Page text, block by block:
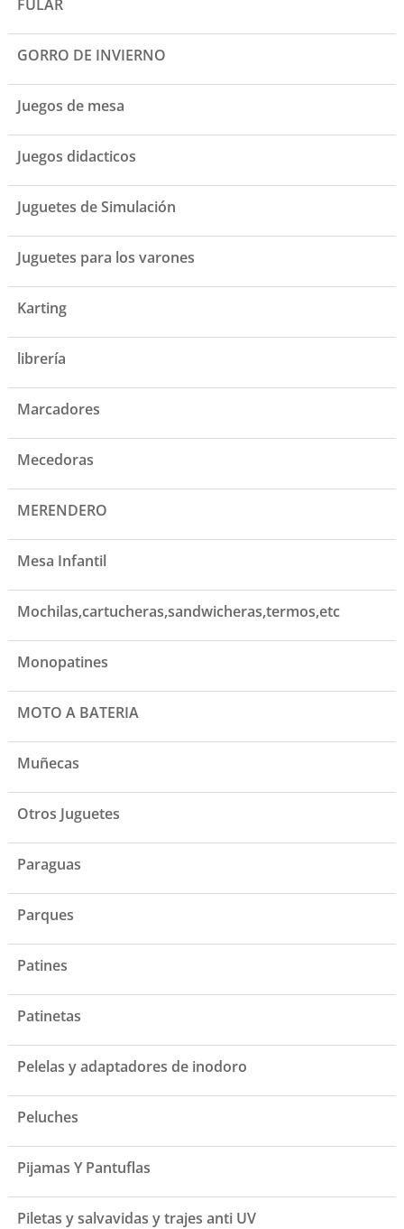
FULAR
GORRO DE INVIERNO
Juegos de mesa
Juegos didacticos
Juguetes de Simulación
Juguetes para los varones
Karting
librería
Marcadores
Mecedoras
MERENDERO
Mesa Infantil
Mochilas,cartucheras,sandwicheras,termos,etc
Monopatines
MOTO A BATERIA
Muñecas
Otros Juguetes
Paraguas
Parques
Patines
Patinetas
Pelelas y adaptadores de inodoro
Peluches
Pijamas Y Pantuflas
Piletas y salvavidas y trajes anti UV